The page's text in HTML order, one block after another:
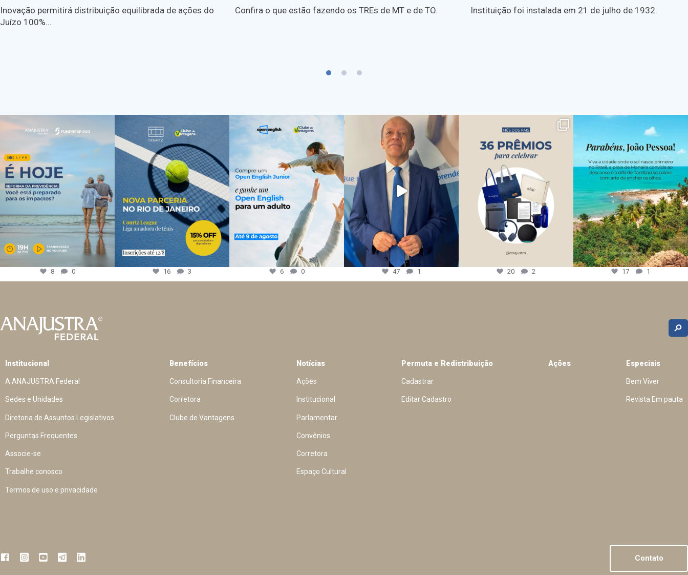
Inovação permitirá distribuição equilibrada de ações do
Juízo 100%…
Confira o que estão fazendo os TREs de MT e de TO. Instituição foi instalada em 21 de julho de 1932.
8 0 16 3 6 0 47 1 20 2 17 1
Institucional
A ANAJUSTRA Federal
Sedes e Unidades
Diretoria de Assuntos Legislativos
Perguntas Frequentes
Associe-se
Trabalhe conosco
Termos de uso e privacidade
Benefícios
Consultoria Financeira
Corretora
Clube de Vantagens
Notícias
Ações
Institucional
Parlamentar
Convênios
Corretora
Espaço Cultural
Permuta e Redistribuição
Cadastrar
Editar Cadastro
Ações Especiais
Bem Viver
Revista Em pauta
Contato